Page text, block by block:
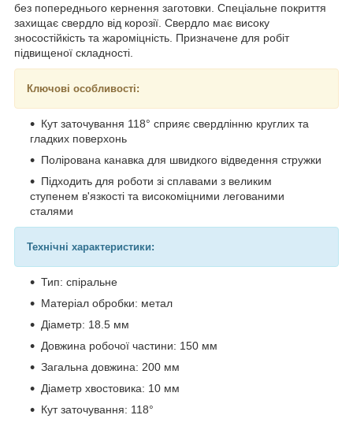
без попереднього кернення заготовки. Спеціальне покриття
захищає свердло від корозії. Свердло має високу
зносостійкість та жароміцність. Призначене для робіт
підвищеної складності.
Ключові особливості:
Кут заточування 118° сприяє свердлінню круглих та
гладких поверхонь
Полірована канавка для швидкого відведення стружки
Підходить для роботи зі сплавами з великим
ступенем в'язкості та високоміцними легованими
сталями
Технічні характеристики:
Тип: спіральне
Матеріал обробки: метал
Діаметр: 18.5 мм
Довжина робочої частини: 150 мм
Загальна довжина: 200 мм
Діаметр хвостовика: 10 мм
Кут заточування: 118°